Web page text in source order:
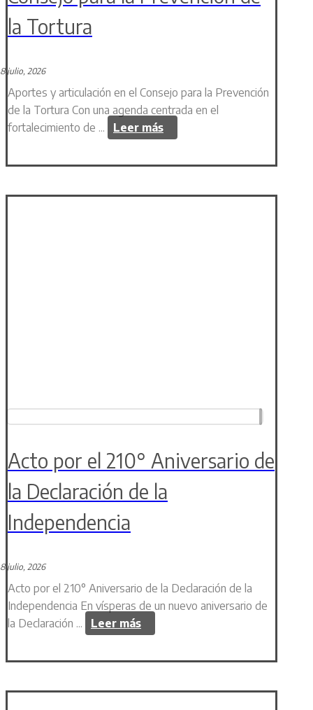
la Tortura
8 julio, 2026
Aportes y articulación en el Consejo para la Prevención
de la Tortura Con una agenda centrada en el
fortalecimiento de ...
Leer más
Acto por el 210° Aniversario de
la Declaración de la
Independencia
8 julio, 2026
Acto por el 210° Aniversario de la Declaración de la
Independencia En vísperas de un nuevo aniversario de
la Declaración ...
Leer más